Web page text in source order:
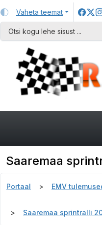
Vaheta teemat
Saaremaa
Portaal EMV
Saaremaa sprintralli